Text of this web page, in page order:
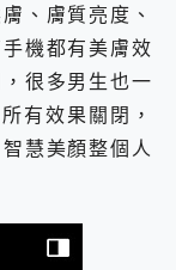
、膚質亮度、
機都有美膚效
很多男生也一
有效果關閉，
慧美顏整個人